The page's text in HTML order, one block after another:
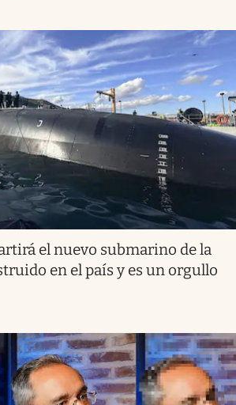
el nuevo submarino de la
en el país y es un orgullo